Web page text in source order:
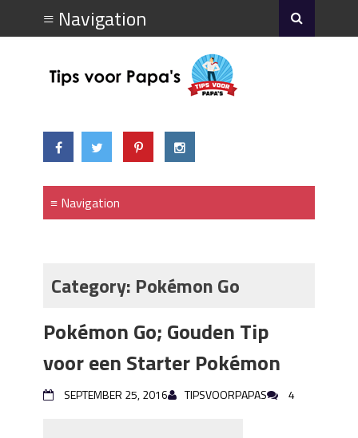
Category: Pokémon Go
Pokémon Go; Gouden Tip
voor een Starter Pokémon
SEPTEMBER 25, 2016 TIPSVOORPAPAS 4